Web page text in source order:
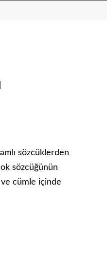
sözcüklerden
sözcüğünün
ve cümle içinde